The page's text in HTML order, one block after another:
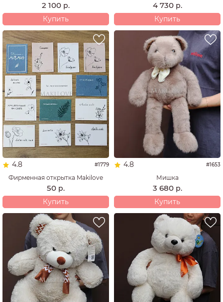
2 100 р.
Купить
4 730 р.
Купить
4.8 #1779
Фирменная открытка Makilove
50 р.
Купить
4.8 #1653
Мишка
3 680 р.
Купить